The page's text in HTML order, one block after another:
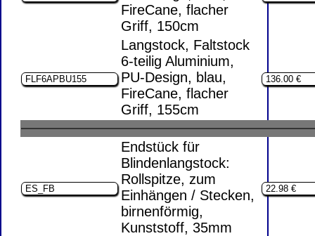
FireCane, flacher
Griff, 150cm
Langstock, Faltstock
6-teilig Aluminium,
PU-Design, blau,
FireCane, flacher
Griff, 155cm
Endstück für
Blindenlangstock:
Rollspitze, zum
Einhängen / Stecken,
birnenförmig,
Kunststoff, 35mm